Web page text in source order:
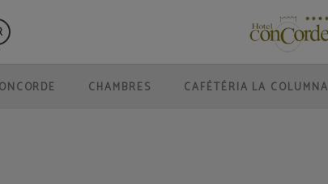
Canaria à Las Palmas de Gran Canaria. Site Web Officiel.
CHAMBRES CAFÉTÉRIA LA COLUMNA